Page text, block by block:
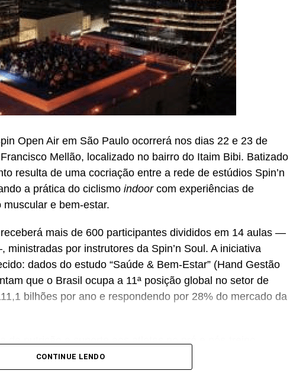
Open Air em São Paulo ocorrerá nos dias 22 e 23 de
Mellão, localizado no bairro do Itaim Bibi. Batizado
resulta de uma cocriação entre a rede de estúdios Spin’n
a prática do ciclismo indoorcom experiências de
e bem-estar.
mais de 600 participantes divididos em 14 aulas —
por instrutores da Spin’n Soul. A iniciativa
dados do estudo “Saúde & Bem-Estar” (Hand Gestão
que o Brasil ocupa a 11ª posição global no setor de
bilhões por ano e respondendo por 28% do mercado da
de suplementos alimentares no país — que atingiu R$ 7,6
CONTINUE LENDO